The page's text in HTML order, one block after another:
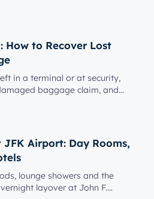
How to Recover Lost
in a terminal or at security,
baggage claim, and
Airport: Day Rooms,
lounge showers and the
layover at John F.